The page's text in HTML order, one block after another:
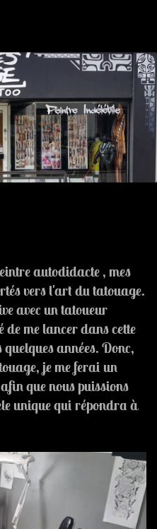
autodidacte , mes
vers l'art du tatouage.
avec un tatoueur
me lancer dans cette
années. Donc,
je me ferai un
que nous puissions
unique qui répondra à